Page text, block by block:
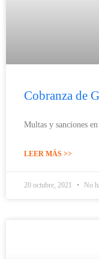
Cobranza de
Multas y sanciones
LEER MÁS >>
20 octubre, 2021 No